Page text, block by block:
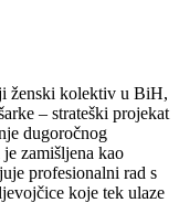
ženski kolektiv u BiH,
– strateški projekat
dugoročnog
zamišljena kao
profesionalni rad s
koje tek ulaze